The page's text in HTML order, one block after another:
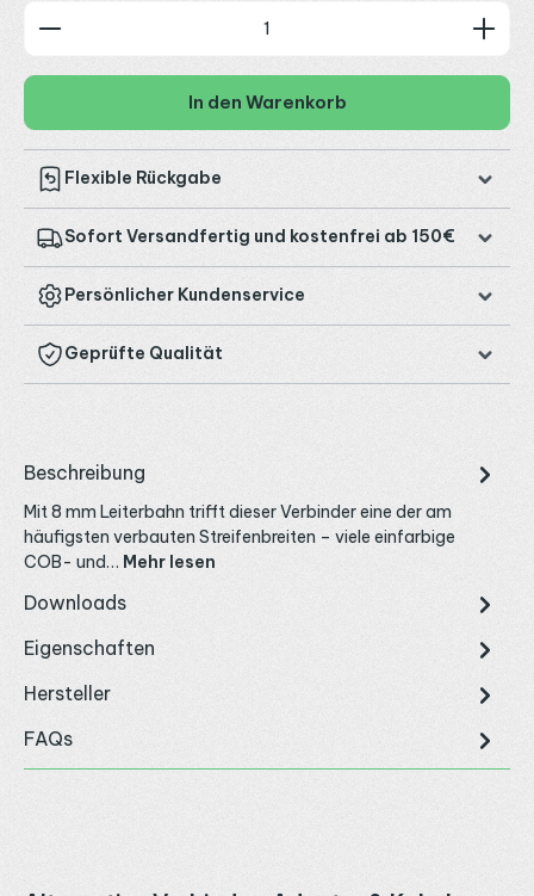
Produkt Anzahl: Gib den gewünschten Wert ein
In den Warenkorb
Flexible Rückgabe
Sofort Versandfertig und kostenfrei ab 150€
Persönlicher Kundenservice
Geprüfte Qualität
Beschreibung
Mit 8 mm Leiterbahn trifft dieser Verbinder eine der am
häufigsten verbauten Streifenbreiten – viele einfarbige
COB- und… Mehr lesen
Downloads
Eigenschaften
Hersteller
FAQs